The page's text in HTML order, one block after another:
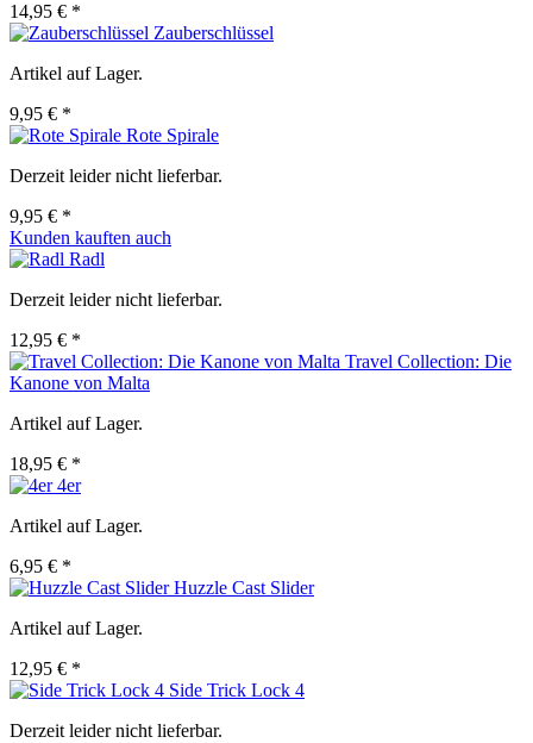
14,95 € *
Zauberschlüssel
Artikel auf Lager.
9,95 € *
Rote Spirale
Derzeit leider nicht lieferbar.
9,95 € *
Kunden kauften auch
Radl
Derzeit leider nicht lieferbar.
12,95 € *
Travel Collection: Die
Kanone von Malta
Artikel auf Lager.
18,95 € *
4er
Artikel auf Lager.
6,95 € *
Huzzle Cast Slider
Artikel auf Lager.
12,95 € *
Side Trick Lock 4
Derzeit leider nicht lieferbar.